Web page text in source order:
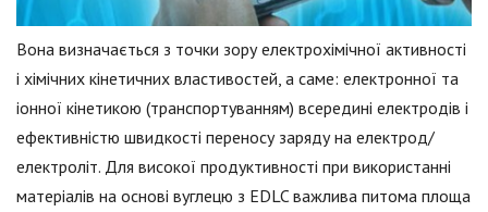
Вона визначається з точки зору електрохімічної активності
і хімічних кінетичних властивостей, а саме: електронної та
іонної кінетикою (транспортуванням) всередині електродів і
ефективністю швидкості переносу заряду на електрод/
електроліт. Для високої продуктивності при використанні
матеріалів на основі вуглецю з EDLC важлива питома площа